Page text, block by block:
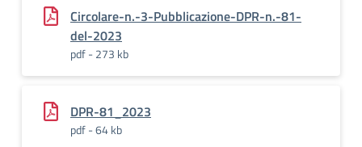
Circolare-n.-3-Pubblicazione-DPR-n.-81-
del-2023
pdf - 273 kb
DPR-81_2023
pdf - 64 kb